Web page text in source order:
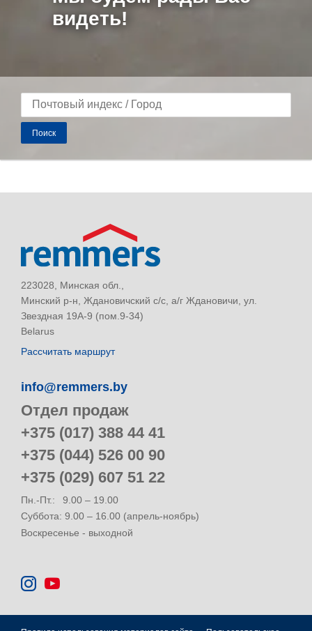
видеть!
Поиск
223028, Минская обл.,
Минский р-н, Ждановичский с/с, а/г Ждановичи, ул.
Звездная 19А-9 (пом.9-34)
Belarus
Рассчитать маршрут
info@remmers.by
Отдел продаж
+375 (017) 388 44 41
+375 (044) 526 00 90
+375 (029) 607 51 22
Пн.-Пт.:
9.00 – 19.00
Суббота: 9.00 – 16.00 (апрель-ноябрь)
Воскресенье - выходной